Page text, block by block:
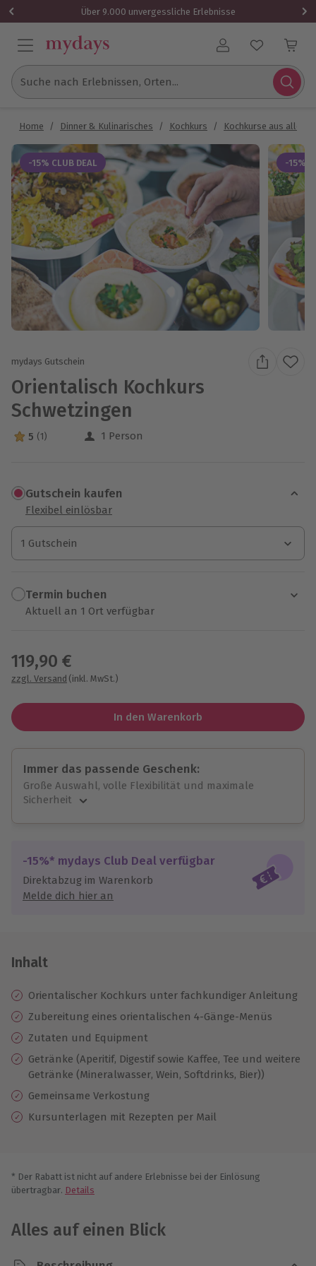
Über 9.000 unvergessliche Erlebnisse
Benutzerkonto
Suche nach Erlebnissen, Orten...
Home / Dinner & Kulinarisches / Kochkurs / Kochkurse aus aller
-15% CLUB DEAL -15%
mydays Gutschein
Orientalisch Kochkurs
Schwetzingen
5 Sterne von 5 aus 1 Bewertungen
5 (1) 1 Person
Gutschein kaufen
Flexibel einlösbar
1 Gutschein
1 Gutschein
1 Gutschein
Termin buchen
Aktuell an 1 Ort verfügbar
119,90 €
zzgl. Versand (inkl. MwSt.)
In den Warenkorb
Immer das passende Geschenk:
Große Auswahl, volle Flexibilität und maximale
Sicherheit
Jeder Gutschein für alle Erlebnisse einlösbar.
Maximale Sicherheit
10 Jahre gültig & verlängerbar.
-15%* mydays Club Deal verfügbar
Direktabzug im Warenkorb
Melde dich hier an
Inhalt
Orientalischer Kochkurs unter fachkundiger Anleitung
Zubereitung eines orientalischen 4-Gänge-Menüs
Zutaten und Equipment
Getränke (Aperitif, Digestif sowie Kaffee, Tee und weitere
Getränke (Mineralwasser, Wein, Softdrinks, Bier))
Gemeinsame Verkostung
Kursunterlagen mit Rezepten per Mail
* Der Rabatt ist nicht auf andere Erlebnisse bei der Einlösung
übertragbar. Details
Alles auf einen Blick